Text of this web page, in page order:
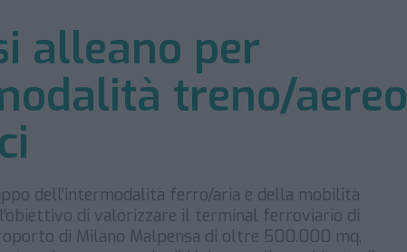
alleano per
treno/aereo
dell’intermodalità ferro/aria e della mobilità
di valorizzare il terminal ferroviario di
di Milano Malpensa di oltre 500.000 mq,